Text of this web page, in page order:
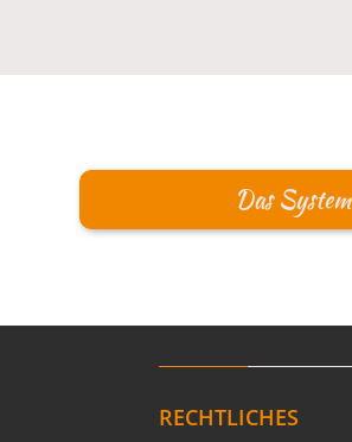
Das System
RECHTLICHES